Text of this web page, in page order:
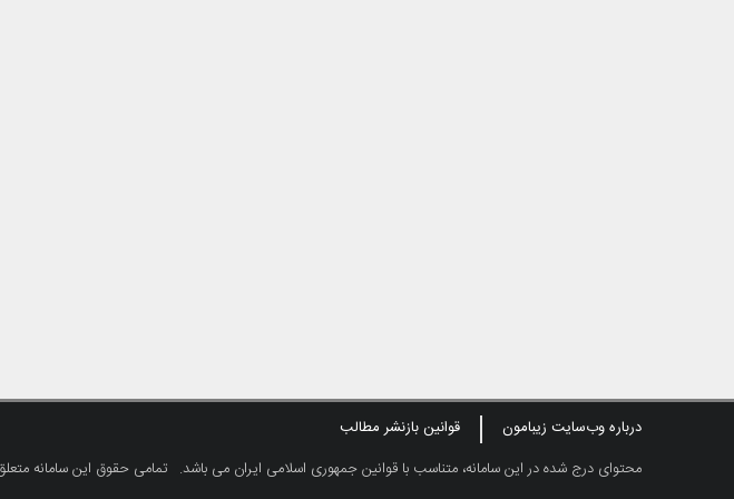
درباره وب‌سایت زیبامون
قوانین بازنشر مطالب
محتوای درج شده در این سامانه، متناسب با قوانین جمهوری اسلامی ایران می باشد. تمامی حقوق این سامانه